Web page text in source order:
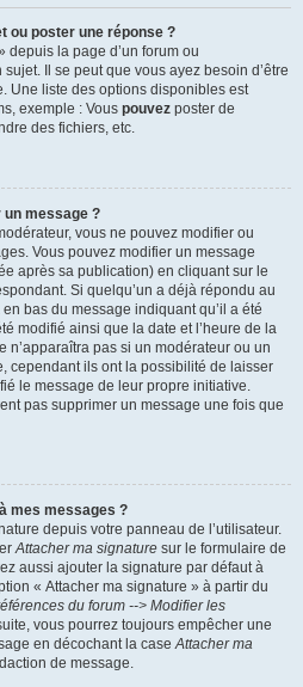
ou poster une réponse ?
la page d’un forum ou
Il se peut que vous ayez besoin d’être
Une liste des options disponibles est
exemple : Vous pouvez poster de
des fichiers, etc.
message ?
vous ne pouvez modifier ou
Vous pouvez modifier un message
après sa publication) en cliquant sur le
Si quelqu’un a déjà répondu au
bas du message indiquant qu’il a été
modifié ainsi que la date et l’heure de la
n’apparaîtra pas si un modérateur ou un
cependant ils ont la possibilité de laisser
le message de leur propre initiative.
pas supprimer un message une fois que
mes messages ?
depuis votre panneau de l’utilisateur.
Attacher ma signature sur le formulaire de
aussi ajouter la signature par défaut à
« Attacher ma signature » à partir du
du forum --> Modifier les
vous pourrez toujours empêcher une
en décochant la caseAttacher ma
de message.